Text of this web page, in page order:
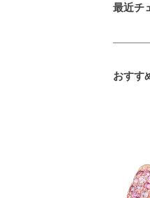
最近チ
おすす